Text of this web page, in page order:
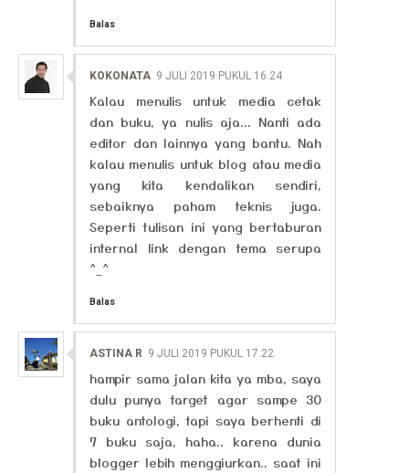
Balas
KOKONATA 9 JULI 2019 PUKUL 16.24
Kalau menulis untuk media cetak
dan buku, ya nulis aja... Nanti ada
editor dan lainnya yang bantu. Nah
kalau menulis untuk blog atau media
yang kita kendalikan sendiri,
sebaiknya paham teknis juga.
Seperti tulisan ini yang bertaburan
internal link dengan tema serupa
^_^
Balas
ASTINA R 9 JULI 2019 PUKUL 17.22
hampir sama jalan kita ya mba, saya
dulu punya target agar sampe 30
buku antologi, tapi saya berhenti di
7 buku saja, haha.. karena dunia
blogger lebih menggiurkan.. saat ini